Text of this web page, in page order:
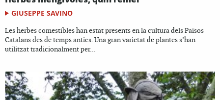
GIUSEPPE SAVINO
Les herbes comestibles han estat presents en la cultura dels Països
Catalans des de temps antics. Una gran varietat de plantes s’han
utilitzat tradicionalment per...